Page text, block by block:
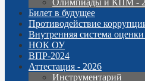
Олимпиады и КПМ -
Билет в будущее
Противодействие
Внутренняя система оценки
НОК ОУ
ВПР-2024
Аттестация - 2026
Инструментарий